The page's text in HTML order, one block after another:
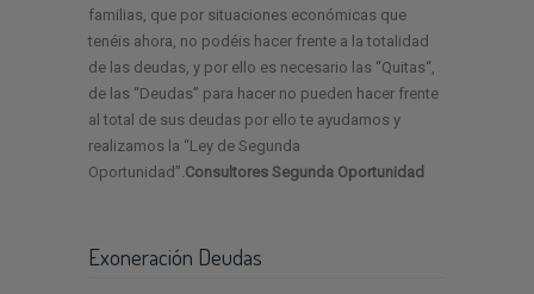
familias, que por situaciones económicas que
tenéis ahora, no podéis hacer frente a la totalidad
de las deudas, y por ello es necesario las “Quitas“,
de las “Deudas” para hacer no pueden hacer frente
al total de sus deudas por ello te ayudamos y
realizamos la “Ley de Segunda
Oportunidad”. Consultores Segunda Oportunidad
Exoneración Deudas